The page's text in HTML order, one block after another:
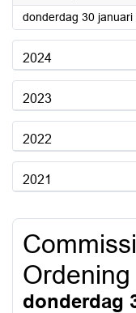
donderdag 30 januari
2024
2023
2022
2021
donderdag